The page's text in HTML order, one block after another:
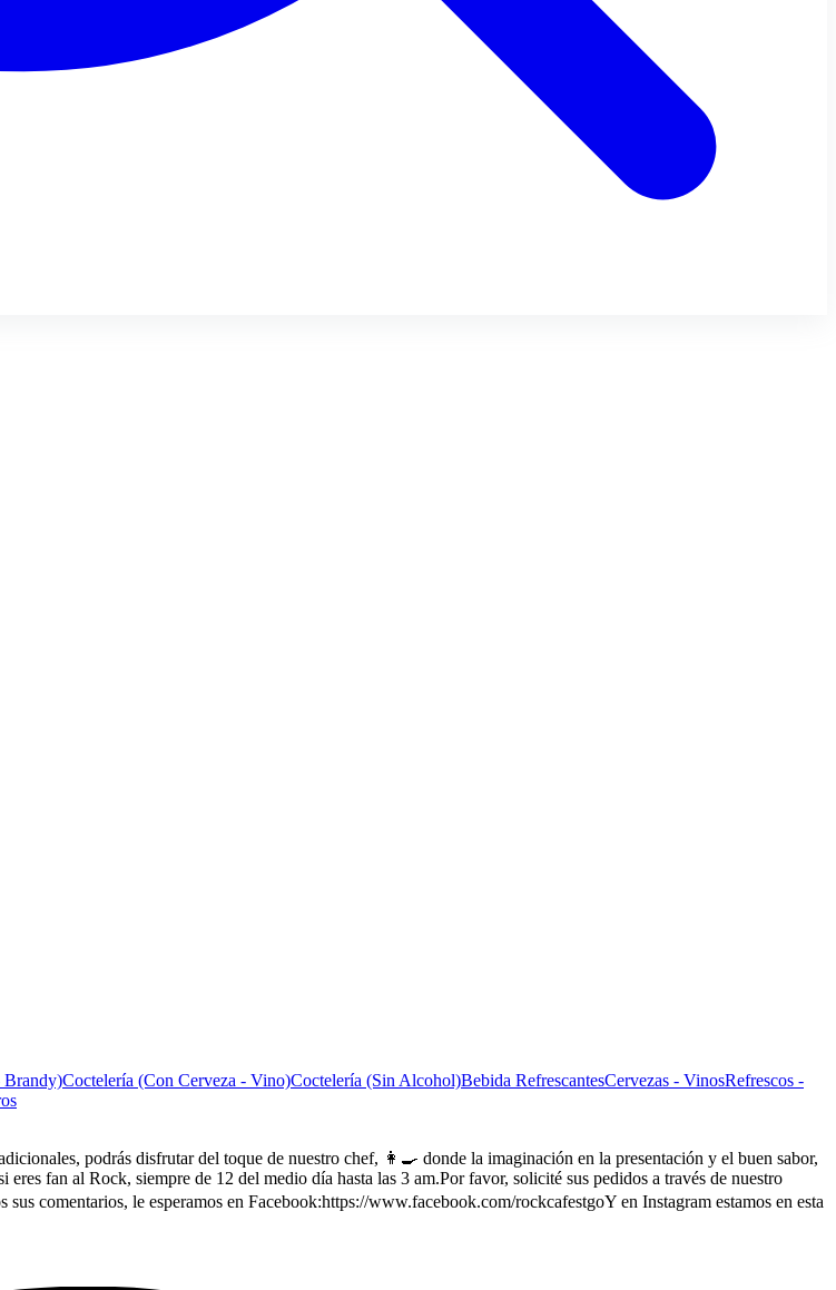
Brandy)Coctelería (Con Cerveza - Vino)Coctelería (Sin Alcohol)Bebida RefrescantesCervezas - VinosRefrescos -
podrás disfrutar del toque de nuestro chef, 👩‍🍳 donde la imaginación en la presentación y el buen sabor,
fan al Rock, siempre de 12 del medio día hasta las 3 am.Por favor, solicité sus pedidos a través de nuestro
comentarios, le esperamos en Facebook:https://www.facebook.com/rockcafestgoY en Instagram estamos en esta